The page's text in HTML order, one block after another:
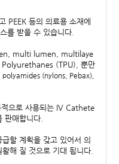
PEEK 등의 의료용 소재에
를 받을 수 있습니다.
multi lumen, multilaye
(TPU), 뿐만
polyamides (nylons, Pebax),
으로 사용되는 IV Cathete
매합니다.
할 계획을 갖고 있어서 의
해 질 것으로 기대 됩니다.